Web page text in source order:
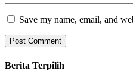
Save my name, email, and
Berita Terpilih